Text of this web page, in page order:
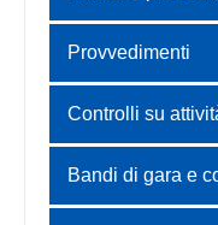
Provvedimenti
Controlli su
Bandi di gara e